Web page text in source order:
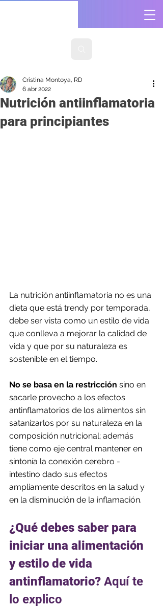
Nutrición antiinflamatoria
para principiantes
Cristina Montoya, RD
6 abr 2022
La nutrición antiinflamatoria no es una
dieta que está trendy por temporada,
debe ser vista como un estilo de vida
que conlleva a mejorar la calidad de
vida y que por su naturaleza es
sostenible en el tiempo.
No se basa en la restricción sino en
sacarle provecho a los efectos
antinflamatorios de los alimentos sin
satanizarlos por su naturaleza en la
composición nutricional; además
tiene como eje central mantener en
sintonía la conexión cerebro -
intestino dado sus efectos
ampliamente descritos en la salud y
en la disminución de la inflamación.
¿Qué debes saber para
iniciar una alimentación
y estilo de vida
antinflamatorio? Aquí te
lo explico